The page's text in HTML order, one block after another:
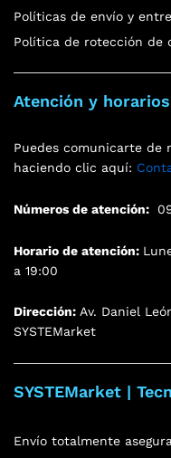
Políticas de envío y
Política de rotección de
Atención y horarios
Puedes comunicarte de
haciendo clic aquí:
Números de atención:
Horario de atención:
a 19:00
Dirección: Av. Daniel
SYSTEMarket
SYSTEMarket |
Envío totalmente